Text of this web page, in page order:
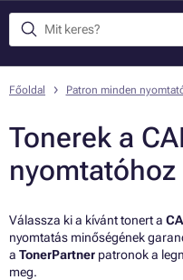
Főoldal Patron minden
Tonerek a
nyomtatóhoz
Válassza ki a kívánt tonert a
nyomtatás minőségének
a TonerPartner patronok a
meg.